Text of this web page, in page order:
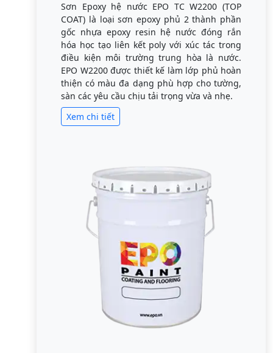
Sơn Epoxy hệ nước EPO TC W2200 (TOP
COAT) là loại sơn epoxy phủ 2 thành phần
gốc nhựa epoxy resin hệ nước đóng rắn
hóa học tạo liên kết poly với xúc tác trong
điều kiện môi trường trung hòa là nước.
EPO W2200 được thiết kế làm lớp phủ hoàn
thiện có màu đa dạng phù hợp cho tường,
sàn các yêu cầu chịu tải trọng vừa và nhẹ.
Xem chi tiết